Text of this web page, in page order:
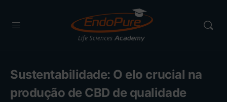
Sustentabilidade: O elo crucial na
produção de CBD de qualidade